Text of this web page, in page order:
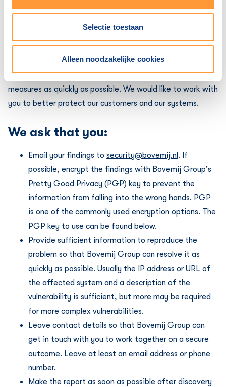
Selectie toestaan
Alleen noodzakelijke cookies
very important. Despite our care for the security of our
systems, it may happen that there is a vulnerability.
If you have found a weakness in one of our systems,
please report it so that we can take the necessary
measures as quickly as possible. We would like to work with
you to better protect our customers and our systems.
We ask that you:
Email your findings to security@bovemij.nl . If
possible, encrypt the findings with Bovemij Group's
Pretty Good Privacy (PGP) key to prevent the
information from falling into the wrong hands. PGP
is one of the commonly used encryption options. The
PGP key to use can be found below.
Provide sufficient information to reproduce the
problem so that Bovemij Group can resolve it as
quickly as possible. Usually the IP address or URL of
the affected system and a description of the
vulnerability is sufficient, but more may be required
for more complex vulnerabilities.
Leave contact details so that Bovemij Group can
get in touch with you to work together on a secure
outcome. Leave at least an email address or phone
number.
Make the report as soon as possible after discovery